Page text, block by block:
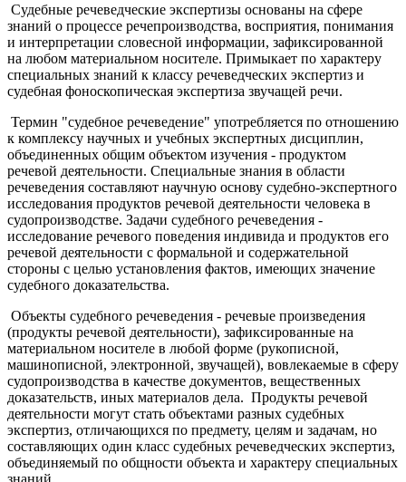
Судебные речеведческие экспертизы основаны на сфере
знаний о процессе речепроизводства, восприятия, понимания
и интерпретации словесной информации, зафиксированной
на любом материальном носителе. Примыкает по характеру
специальных знаний к классу речеведческих экспертиз и
судебная фоноскопическая экспертиза звучащей речи.
Термин "судебное речеведение" употребляется по отношению
к комплексу научных и учебных экспертных дисциплин,
объединенных общим объектом изучения - продуктом
речевой деятельности. Специальные знания в области
речеведения составляют научную основу судебно-экспертного
исследования продуктов речевой деятельности человека в
судопроизводстве. Задачи судебного речеведения -
исследование речевого поведения индивида и продуктов его
речевой деятельности с формальной и содержательной
стороны с целью установления фактов, имеющих значение
судебного доказательства.
Объекты судебного речеведения - речевые произведения
(продукты речевой деятельности), зафиксированные на
материальном носителе в любой форме (рукописной,
машинописной, электронной, звучащей), вовлекаемые в сферу
судопроизводства в качестве документов, вещественных
доказательств, иных материалов дела. Продукты речевой
деятельности могут стать объектами разных судебных
экспертиз, отличающихся по предмету, целям и задачам, но
составляющих один класс судебных речеведческих экспертиз,
объединяемый по общности объекта и характеру специальных
знаний.